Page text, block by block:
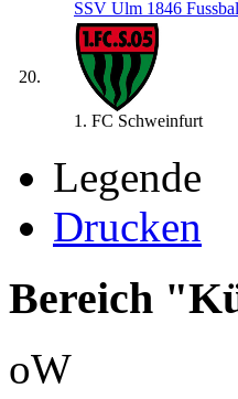
SSV Ulm 1846
20.
1. FC Schweinfurt
Legende
Drucken
Bereich
oW